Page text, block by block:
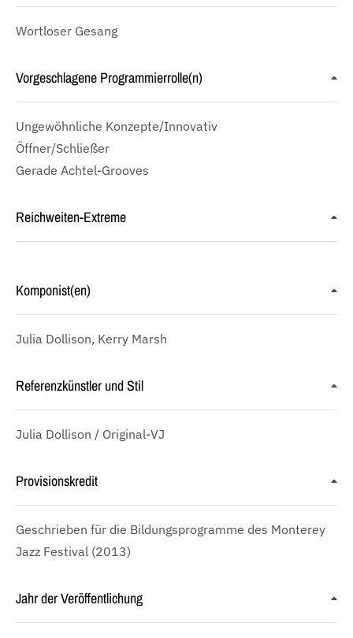
Wortloser Gesang
Vorgeschlagene Programmierrolle(n)
Ungewöhnliche Konzepte/Innovativ
Öffner/Schließer
Gerade Achtel-Grooves
Reichweiten-Extreme
Komponist(en)
Julia Dollison, Kerry Marsh
Referenzkünstler und Stil
Julia Dollison / Original-VJ
Provisionskredit
Geschrieben für die Bildungsprogramme des Monterey
Jazz Festival (2013)
Jahr der Veröffentlichung